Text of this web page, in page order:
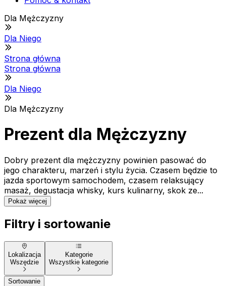
Dla Mężczyzny
Dla Niego
Strona główna
Strona główna
Dla Niego
Dla Mężczyzny
Prezent dla Mężczyzny
Dobry prezent dla mężczyzny powinien pasować do
jego charakteru, marzeń i stylu życia. Czasem będzie to
jazda sportowym samochodem, czasem relaksujący
masaż, degustacja whisky, kurs kulinarny, skok ze...
Pokaż więcej
Filtry i sortowanie
Lokalizacja
Wszędzie
Kategorie
Wszystkie kategorie
Sortowanie